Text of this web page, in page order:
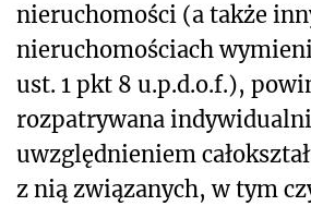
nieruchomości (a także
nieruchomościach
ust. 1 pkt 8 u.p.d.o.f.),
rozpatrywana
uwzględnieniem
z nią związanych, w tym